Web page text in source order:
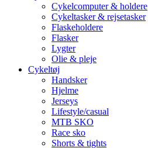
Cykelcomputer & holdere
Cykeltasker & rejsetasker
Flaskeholdere
Flasker
Lygter
Olie & pleje
Cykeltøj
Handsker
Hjelme
Jerseys
Lifestyle/casual
MTB SKO
Race sko
Shorts & tights